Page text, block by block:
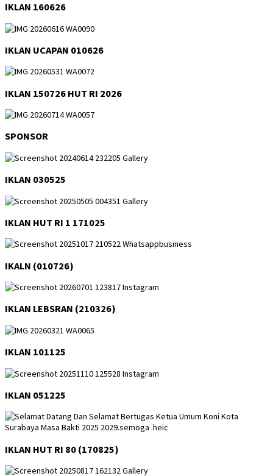
IKLAN 160626
IKLAN UCAPAN 010626
IKLAN 150726 HUT RI 2026
SPONSOR
IKLAN 030525
IKLAN HUT RI 1 171025
IKALN (010726)
IKLAN LEBSRAN (210326)
IKLAN 101125
IKLAN 051225
IKLAN HUT RI 80 (170825)